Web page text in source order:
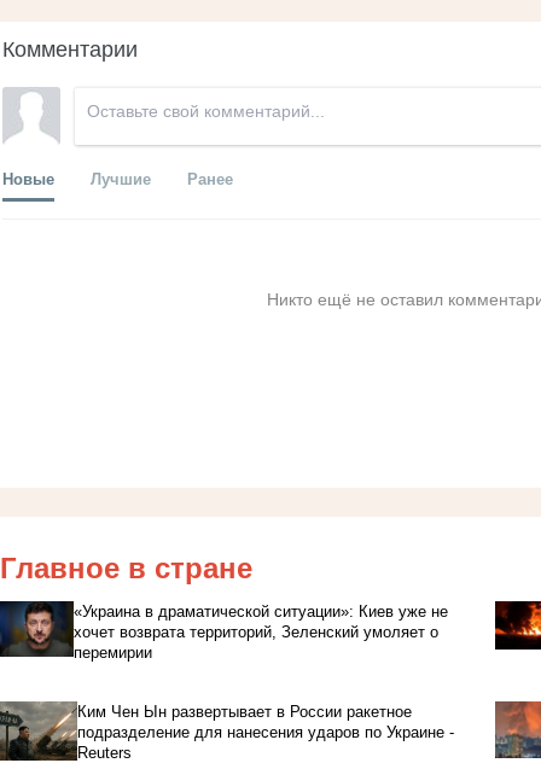
Комментарии
Новые Лучшие Ранее
Никто ещё не оставил
Главное в стране
«Украина в драматической ситуации»: Киев уже не
хочет возврата территорий, Зеленский умоляет о
перемирии
Ким Чен Ын развертывает в России ракетное
подразделение для нанесения ударов по Украине -
Reuters